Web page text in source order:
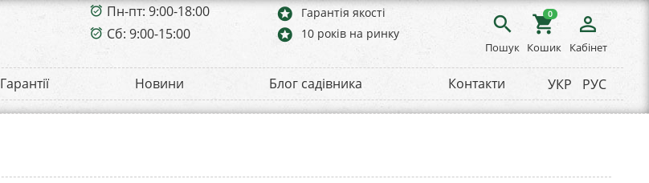
alarm_on Пн-пт: 9:00-18:00
alarm_on Сб: 9:00-15:00
stars Гарантія якості
stars 10 років на ринку search
Пошук
shopping_cart
0
Кошик
person_outline
Кабінет
Гарантії Новини Блог садівника Контакти УКР РУС